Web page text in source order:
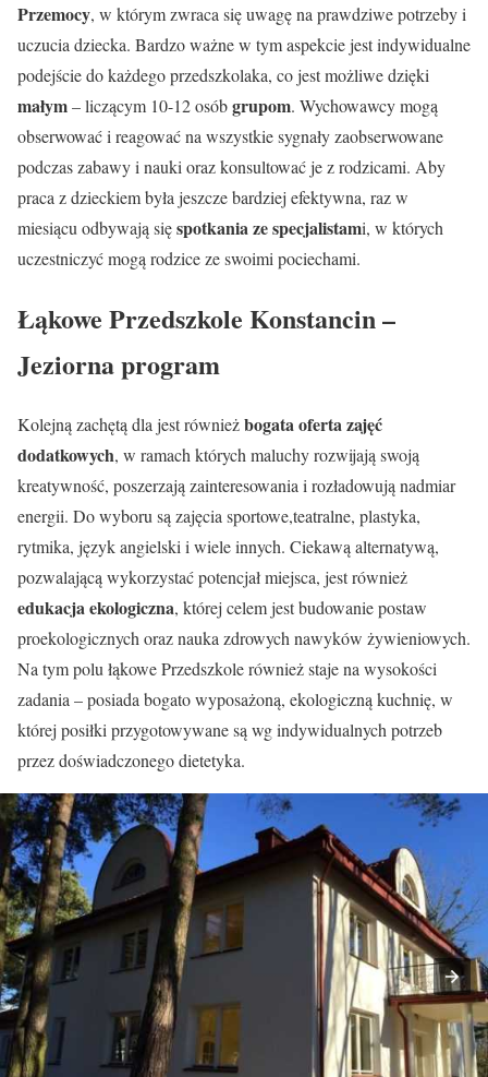
Przemocy, w którym zwraca się uwagę na prawdziwe potrzeby i
uczucia dziecka. Bardzo ważne w tym aspekcie jest indywidualne
podejście do każdego przedszkolaka, co jest możliwe dzięki
małym– liczącym 10-12 osóbgrupom. Wychowawcy mogą
obserwować i reagować na wszystkie sygnały zaobserwowane
podczas zabawy i nauki oraz konsultować je z rodzicami. Aby
praca z dzieckiem była jeszcze bardziej efektywna, raz w
miesiącu odbywają sięspotkania ze specjalistami, w których
uczestniczyć mogą rodzice ze swoimi pociechami.
Łąkowe Przedszkole Konstancin –
Jeziorna program
Kolejną zachętą dla jest równieżbogata oferta zajęć
dodatkowych, w ramach których maluchy rozwijają swoją
kreatywność, poszerzają zainteresowania i rozładowują nadmiar
energii. Do wyboru są zajęcia sportowe,teatralne, plastyka,
rytmika, język angielski i wiele innych. Ciekawą alternatywą,
pozwalającą wykorzystać potencjał miejsca, jest również
edukacja ekologiczna, której celem jest budowanie postaw
proekologicznych oraz nauka zdrowych nawyków żywieniowych.
Na tym polu łąkowe Przedszkole również staje na wysokości
zadania – posiada bogato wyposażoną, ekologiczną kuchnię, w
której posiłki przygotowywane są wg indywidualnych potrzeb
przez doświadczonego dietetyka.